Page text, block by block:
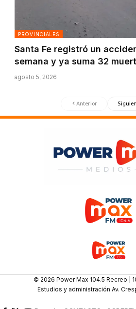
PROVINCIALES
Santa Fe registró un
semana y ya suma 32
agosto 5, 2026
Anterior
© 2026 Power Max 104.5 Recreo |
Estudios y administración Av.